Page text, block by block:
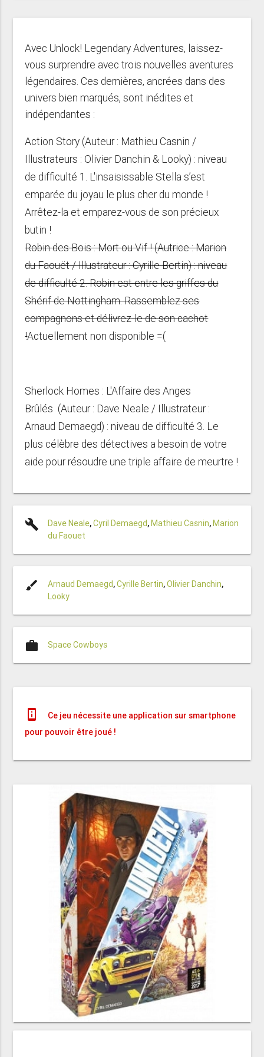
Avec Unlock! Legendary Adventures, laissez-
vous surprendre avec trois nouvelles aventures
légendaires. Ces dernières, ancrées dans des
univers bien marqués, sont inédites et
indépendantes :
Action Story (Auteur : Mathieu Casnin /
Illustrateurs : Olivier Danchin & Looky) : niveau
de difficulté 1. L'insaisissable Stella s’est
emparée du joyau le plus cher du monde !
Arrêtez-la et emparez-vous de son précieux
butin !
Robin des Bois : Mort ou Vif ! (Autrice : Marion
du Faouët / Illustrateur : Cyrille Bertin) : niveau
de difficulté 2. Robin est entre les griffes du
Shérif de Nottingham. Rassemblez ses
compagnons et délivrez-le de son cachot
!Actuellement non disponible =(
Sherlock Homes : L'Affaire des Anges
Brûlés (Auteur : Dave Neale / Illustrateur :
Arnaud Demaegd) : niveau de difficulté 3. Le
plus célèbre des détectives a besoin de votre
aide pour résoudre une triple affaire de meurtre !
build Dave Neale,Cyril Demaegd,Mathieu Casnin,Marion
du Faouet
brush Arnaud Demaegd,Cyrille Bertin,Olivier Danchin,
Looky
work Space Cowboys
perm_device_information
Ce jeu nécessite une application sur smartphone
pour pouvoir être joué !